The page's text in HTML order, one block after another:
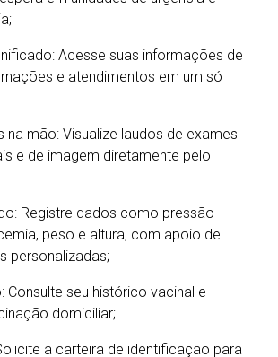
Acesse suas informações de
e atendimentos em um só
na mão: Visualize laudos de exames
e de imagem diretamente pelo
Registre dados como pressão
peso e altura, com apoio de
personalizadas;
Consulte seu histórico vacinal e
domiciliar;
a carteira de identificação para